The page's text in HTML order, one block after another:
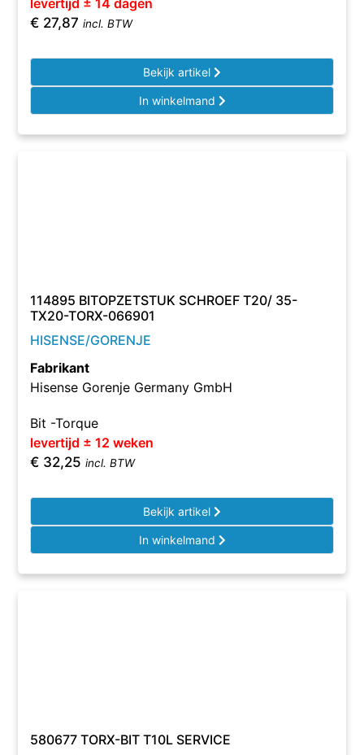
levertijd ± 14 dagen
€ 27,87 incl. BTW
Bekijk artikel
In winkelmand
114895 BITOPZETSTUK SCHROEF T20/ 35-
TX20-TORX-066901
HISENSE/GORENJE
Fabrikant
Hisense Gorenje Germany GmbH
Bit -Torque
levertijd ± 12 weken
€ 32,25 incl. BTW
Bekijk artikel
In winkelmand
580677 TORX-BIT T10L SERVICE